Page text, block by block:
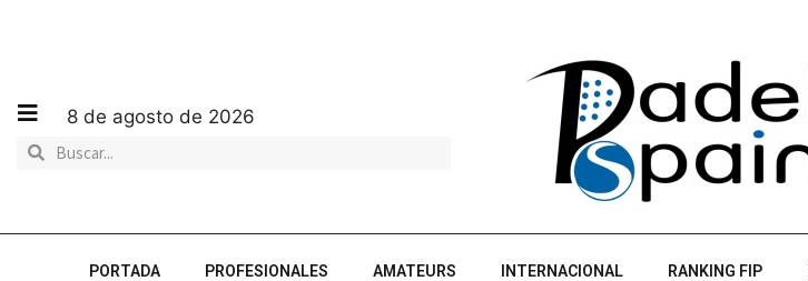
8 de agosto de 2026
PORTADA PROFESIONALES AMATEURS INTERNACIONAL RANKING FIP